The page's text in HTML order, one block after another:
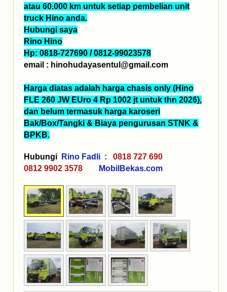
atau 60.000 km untuk setiap pembelian unit
truck Hino anda.
Hubungi saya
Rino Hino
Hp: 0818-727690 / 0812-99023578
email : hinohudayasentul@gmail.com
Harga diatas adalah harga chasis only (Hino
FLE 260 JW EUro 4 Rp 1002 jt untuk thn 2026),
dan belum termasuk harga karoseri
Bak/Box/Tangki & Biaya pengurusan STNK &
BPKB.
Hubungi Rino Fadli :
0818 727 690
0812 9902 3578
MobilBekas.com